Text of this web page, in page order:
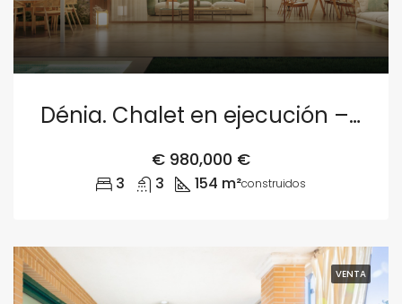
Dénia. Chalet en ejecución – Parcela 1
€ 980,000 €
3 3 154 m²construidos
VENTA